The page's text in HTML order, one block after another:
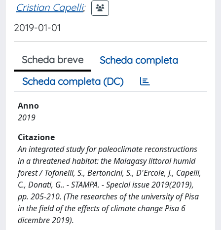
Cristian Capelli;
2019-01-01
Scheda breve
Scheda completa
Scheda completa (DC)
Anno
2019
Citazione
An integrated study for paleoclimate reconstructions
in a threatened habitat: the Malagasy littoral humid
forest / Tofanelli, S., Bertoncini, S., D'Ercole, J., Capelli,
C., Donati, G.. - STAMPA. - Special issue 2019(2019),
pp. 205-210. (The researches of the university of Pisa
in the field of the effects of climate change Pisa 6
dicembre 2019).